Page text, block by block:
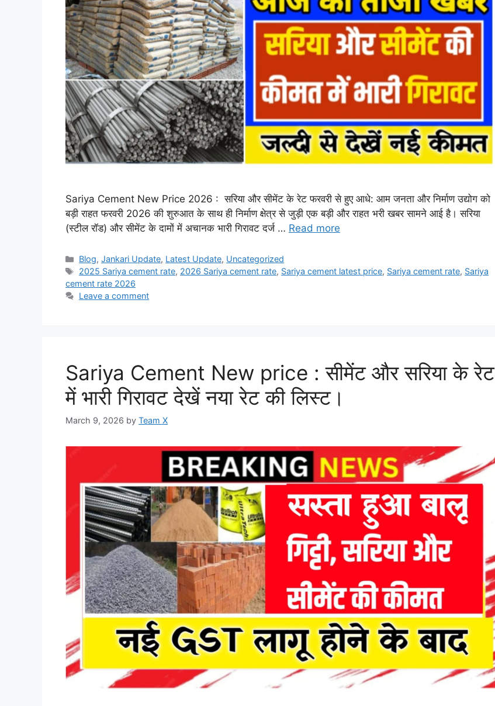
Sariya Cement New Price 2026 : सरिया और सीमेंट के रेट फरवरी से हुए आधे: आम जनता और निर्माण उद्योग को
बड़ी राहत फरवरी 2026 की शुरुआत के साथ ही निर्माण क्षेत्र से जुड़ी एक बड़ी और राहत भरी खबर सामने आई है। सरिया
(स्टील रॉड) और सीमेंट के दामों में अचानक भारी गिरावट दर्ज … Read more
Categories
Blog,Jankari Update, Latest Update, Uncategorized
Tags
2025 Sariya cement rate, 2026 Sariya cement rate, Sariya cement latest price, Sariya cement rate, Sariya
cement rate 2026
Leave a comment
Sariya Cement New price : सीमेंट और सरिया के रेट
में भारी गिरावट देखें नया रेट की लिस्ट।
March 9, 2026 by Team X